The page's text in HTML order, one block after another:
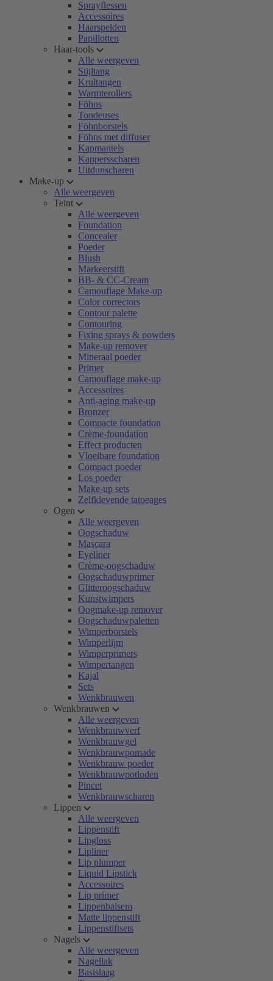
Sprayflessen
Accessoires
Haarspelden
Papillotten
Haar-tools
Alle weergeven
Stijltang
Krultangen
Warmterollers
Föhns
Tondeuses
Föhnborstels
Föhns met diffuser
Kapmantels
Kappersscharen
Uitdunscharen
Make-up
Alle weergeven
Teint
Alle weergeven
Foundation
Concealer
Poeder
Blush
Markeerstift
BB- & CC-Cream
Camouflage Make-up
Color correctors
Contour palette
Contouring
Fixing sprays & powders
Make-up remover
Mineraal poeder
Primer
Camouflage make-up
Accessoires
Anti-aging make-up
Bronzer
Compacte foundation
Crème-foundation
Effect producten
Vloeibare foundation
Compact poeder
Los poeder
Make-up sets
Zelfklevende tatoeages
Ogen
Alle weergeven
Oogschaduw
Mascara
Eyeliner
Crème-oogschaduw
Oogschaduwprimer
Glitteroogschaduw
Kunstwimpers
Oogmake-up remover
Oogschaduwpaletten
Wimperborstels
Wimperlijm
Wimperprimers
Wimpertangen
Kajal
Sets
Wenkbrauwen
Wenkbrauwen
Alle weergeven
Wenkbrauwverf
Wenkbrauwgel
Wenkbrauwpomade
Wenkbrauw poeder
Wenkbrauwpotloden
Pincet
Wenkbrauwscharen
Lippen
Alle weergeven
Lippenstift
Lipgloss
Lipliner
Lip plumper
Liquid Lipstick
Accessoires
Lip primer
Lippenbalsem
Matte lippenstift
Lippenstiftsets
Nagels
Alle weergeven
Nagellak
Basislaag